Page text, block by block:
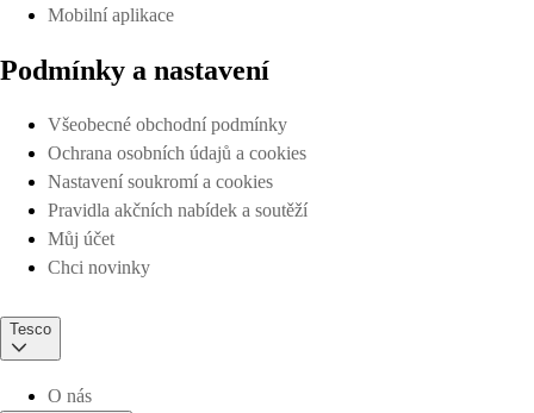
Mobilní aplikace
Podmínky a nastavení
Všeobecné obchodní podmínky
Ochrana osobních údajů a cookies
Nastavení soukromí a cookies
Pravidla akčních nabídek a soutěží
Můj účet
Chci novinky
Tesco
O nás